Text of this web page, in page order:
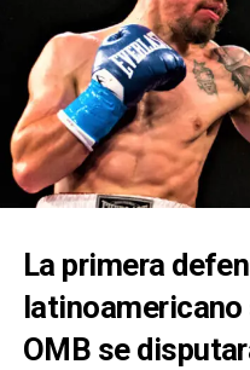
La primera
latinoamericano
OMB se